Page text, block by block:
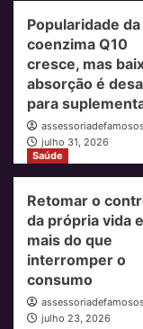
Popularidade da
coenzima Q10
cresce, mas
absorção é
para
julho 31, 2026
Saúde
Retomar o
da própria vida
mais do que
interromper o
consumo
julho 23, 2026